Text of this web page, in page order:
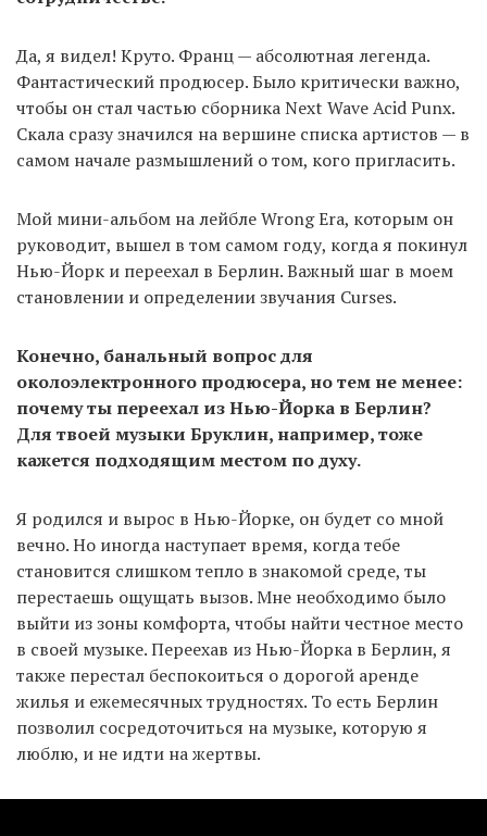
Да, я видел! Круто. Франц — абсолютная легенда.
Фантастический продюсер. Было критически важно,
чтобы он стал частью сборника Next Wave Acid Punx.
Скала сразу значился на вершине списка артистов — в
самом начале размышлений о том, кого пригласить.
Мой мини-альбом на лейбле Wrong Era, которым он
руководит, вышел в том самом году, когда я покинул
Нью-Йорк и переехал в Берлин. Важный шаг в моем
становлении и определении звучания Curses.
Конечно, банальный вопрос для
околоэлектронного продюсера, но тем не менее:
почему ты переехал из Нью-Йорка в Берлин?
Для твоей музыки Бруклин, например, тоже
кажется подходящим местом по духу.
Я родился и вырос в Нью-Йорке, он будет со мной
вечно. Но иногда наступает время, когда тебе
становится слишком тепло в знакомой среде, ты
перестаешь ощущать вызов. Мне необходимо было
выйти из зоны комфорта, чтобы найти честное место
в своей музыке. Переехав из Нью-Йорка в Берлин, я
также перестал беспокоиться о дорогой аренде
жилья и ежемесячных трудностях. То есть Берлин
позволил сосредоточиться на музыке, которую я
люблю, и не идти на жертвы.